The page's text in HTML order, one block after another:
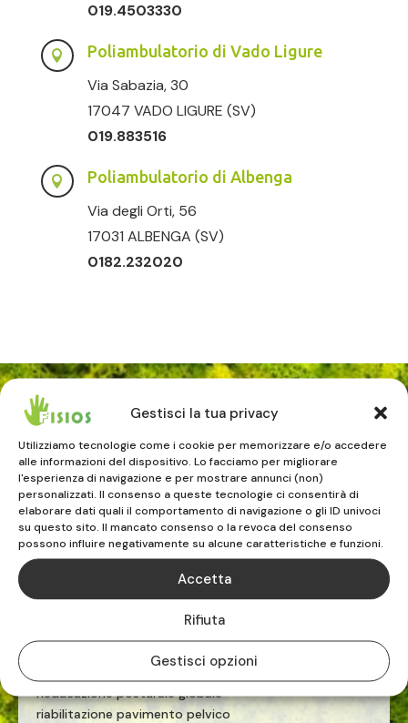
Gestisci la tua privacy
Utilizziamo tecnologie come i cookie per memorizzare e/o accedere
alle informazioni del dispositivo. Lo facciamo per migliorare
l'esperienza di navigazione e per mostrare annunci (non)
personalizzati. Il consenso a queste tecnologie ci consentirà di
elaborare dati quali il comportamento di navigazione o gli ID univoci
su questo sito. Il mancato consenso o la revoca del consenso
possono influire negativamente su alcune caratteristiche e funzioni.
Accetta
Rifiuta
Gestisci opzioni
019.4503330
 Poliambulatorio di Vado Ligure
Via Sabazia, 30
17047 VADO LIGURE (SV)
019.883516
 Poliambulatorio di Albenga
Via degli Orti, 56
17031 ALBENGA (SV)
0182.232020
FISIOS
ALBENGA | VADO LIGURE | CELLE LIGURE
 TEL. 019.883516
FISIOTERAPISTI E OSTEOPATI
rieducazione posturale globale
riabilitazione pavimento pelvico